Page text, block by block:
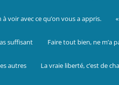
voir avec ce qu’on vous a appris.
suffisant Faire tout bien, ne m’a
autres La vraie liberté, c’est de